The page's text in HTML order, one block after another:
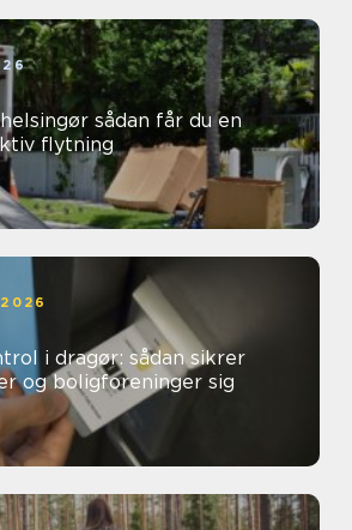
får du en
flytning
i dragør: sådan sikrer
og boligforeninger sig